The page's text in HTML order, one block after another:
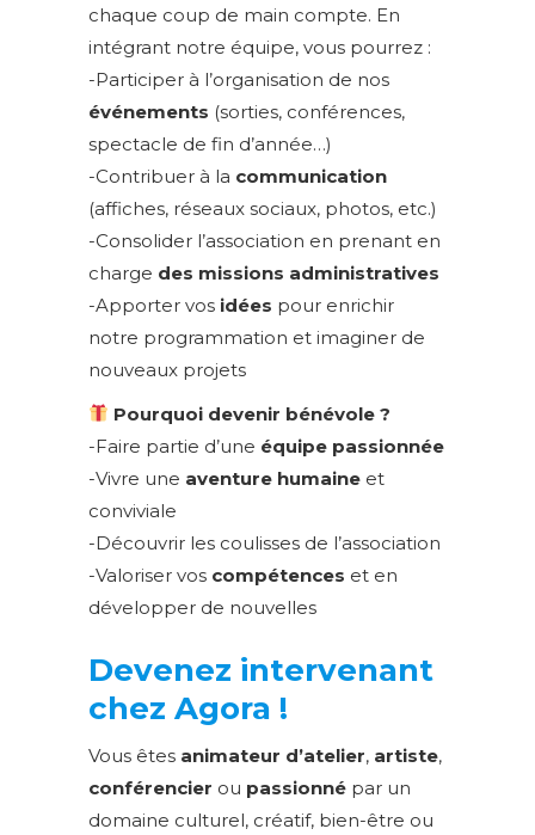
chaque coup de main compte. En
intégrant notre équipe, vous pourrez :
-Participer à l’organisation de nos
événements (sorties, conférences,
spectacle de fin d’année…)
-Contribuer à la communication
(affiches, réseaux sociaux, photos, etc.)
-Consolider l’association en prenant en
charge des missions administratives
-Apporter vos idées pour enrichir
notre programmation et imaginer de
nouveaux projets
Pourquoi devenir bénévole ?
-Faire partie d’une équipe passionnée
-Vivre une aventure humaine et
conviviale
-Découvrir les coulisses de l’association
-Valoriser vos compétences et en
développer de nouvelles
Devenez intervenant
chez Agora !
Vous êtes animateur d’atelier, artiste,
conférencier ou passionné par un
domaine culturel, créatif, bien-être ou